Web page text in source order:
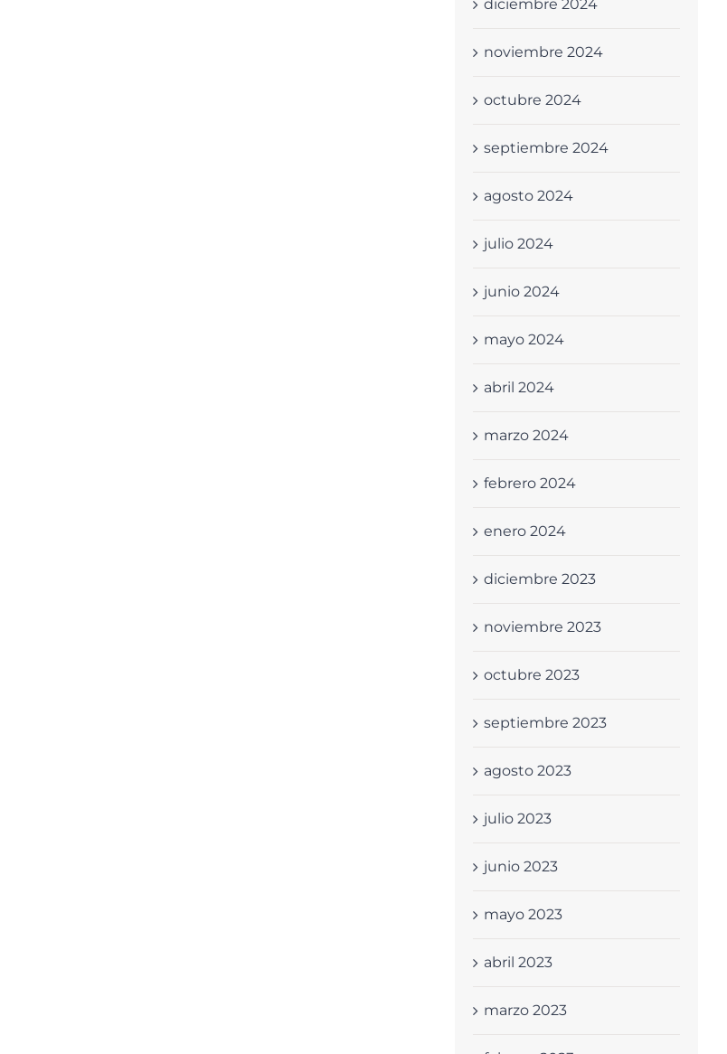
diciembre 2024
noviembre 2024
octubre 2024
septiembre 2024
agosto 2024
julio 2024
junio 2024
mayo 2024
abril 2024
marzo 2024
febrero 2024
enero 2024
diciembre 2023
noviembre 2023
octubre 2023
septiembre 2023
agosto 2023
julio 2023
junio 2023
mayo 2023
abril 2023
marzo 2023